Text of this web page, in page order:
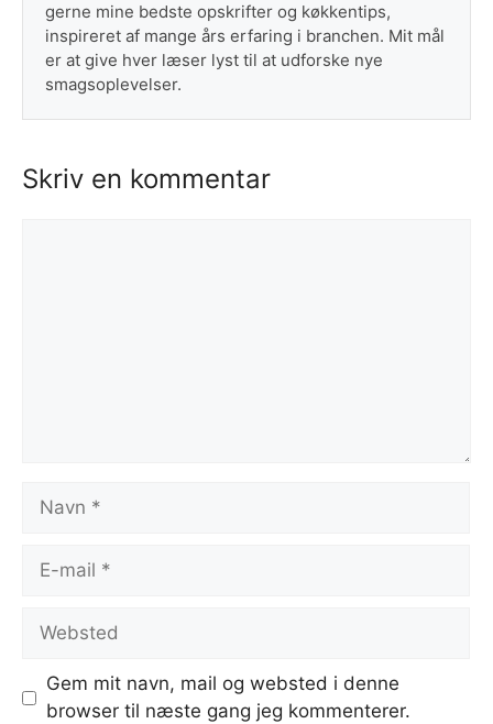
gerne mine bedste opskrifter og køkkentips,
inspireret af mange års erfaring i branchen. Mit mål
er at give hver læser lyst til at udforske nye
smagsoplevelser.
Skriv en kommentar
Navn
Websted
Gem mit navn, mail og websted i denne
browser til næste gang jeg kommenterer.